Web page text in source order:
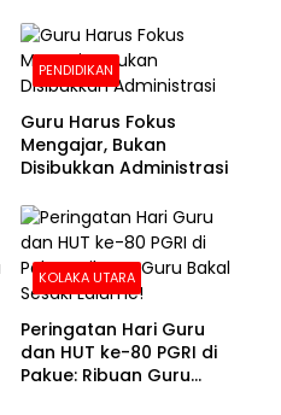
PENDIDIKAN
Guru Harus Fokus
Mengajar, Bukan
Disibukkan Administrasi
KOLAKA UTARA
Peringatan Hari Guru
dan HUT ke-80 PGRI di
Pakue: Ribuan Guru